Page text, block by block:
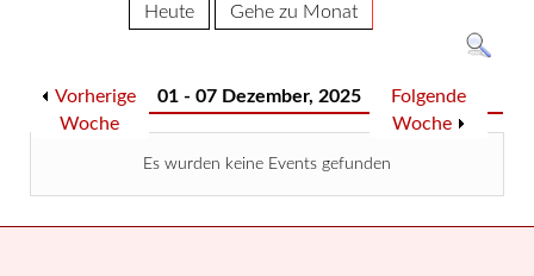
Heute
Gehe zu Monat
Vorherige
Woche
01 - 07 Dezember, 2025
Folgende
Woche
Es wurden keine Events gefunden